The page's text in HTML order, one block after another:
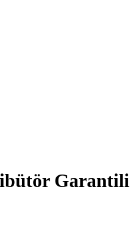
Garantili